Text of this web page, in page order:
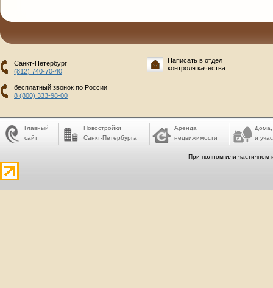
Санкт-Петербург
(812) 740-70-40
бесплатный звонок по России
8 (800) 333-98-00
Написать в отдел
контроля качества
Главный
сайт
Новостройки
Санкт-Петербурга
Аренда
недвижимости
Дома,
и
При полном или частичном